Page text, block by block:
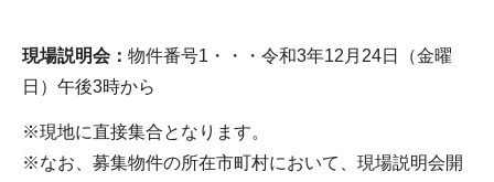
現場説明会： 物件番号1・・・令和3年12月24日（金曜
日）午後3時から
※現地に直接集合となります。
※なお、募集物件の所在市町村において、現場説明会開